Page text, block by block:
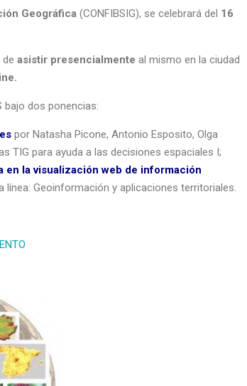
Geográfica (CONFIBSIG), se celebrará del 16
asistir presencialmente al mismo en la ciudad
bajo dos ponencias:
por Natasha Picone, Antonio Esposito, Olga
TIG para ayuda a las decisiones espaciales I;
en la visualización web de información
línea: Geoinformación y aplicaciones territoriales.